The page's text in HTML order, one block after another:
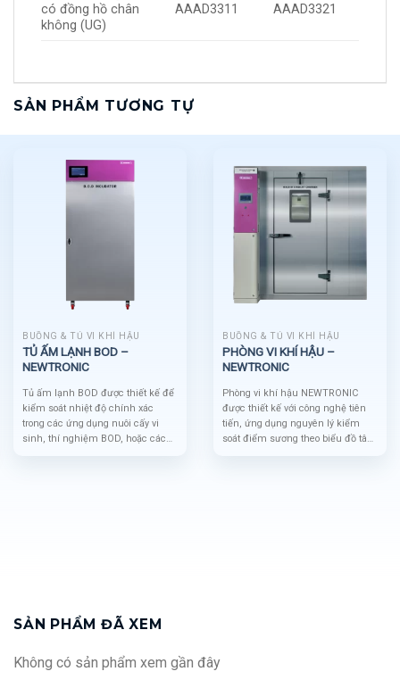
có đồng hồ chân
không (UG)
AAAD3311 AAAD3321
SẢN PHẨM TƯƠNG TỰ
BUỒNG & TỦ VI KHÍ HẬU
TỦ ẤM LẠNH BOD –
NEWTRONIC
Tủ ấm lạnh BOD được thiết kế để
kiểm soát nhiệt độ chính xác
trong các ứng dụng nuôi cấy vi
sinh, thí nghiệm BOD, hoặc các
BUỒNG & TỦ VI KHÍ HẬU
PHÒNG VI KHÍ HẬU –
NEWTRONIC
Phòng vi khí hậu NEWTRONIC
được thiết kế với công nghệ tiên
tiến, ứng dụng nguyên lý kiểm
soát điểm sương theo biểu đồ tâm
SẢN PHẨM ĐÃ XEM
Không có sản phẩm xem gần đây